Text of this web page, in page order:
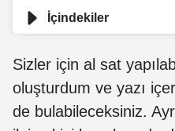
İçindekiler
Sizler için al sat
oluşturdum ve yazı
de bulabileceksiniz.